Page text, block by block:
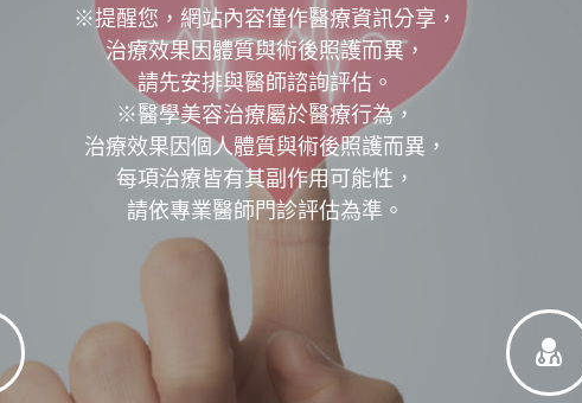
※提醒您，網站內容僅作醫療資訊分享，
治療效果因體質與術後照護而異，
請先安排與醫師諮詢評估。
※醫學美容治療屬於醫療行為，
治療效果因個人體質與術後照護而異，
每項治療皆有其副作用可能性，
請依專業醫師門診評估為準。